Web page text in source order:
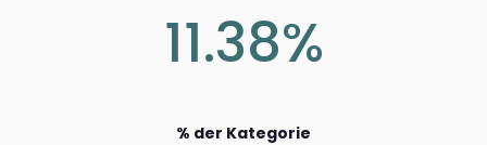
11.38%
% der Kategorie